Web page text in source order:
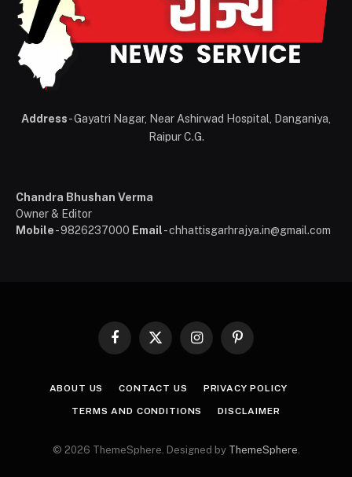
Address- Gayatri Nagar, Near Ashirwad Hospital, Danganiya,
Raipur C.G.
Chandra Bhushan Verma
Owner & Editor
Mobile- 9826237000 Email- chhattisgarhrajya.in@gmail.com
Facebook
X
InstagramPinterest
ABOUT US CONTACT US PRIVACY POLICY
TERMS AND CONDITIONS DISCLAIMER
© 2026 ThemeSphere. Designed by ThemeSphere.